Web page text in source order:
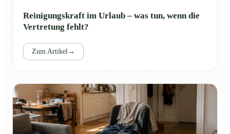
Reinigungskraft im Urlaub – was tun, wenn die
Vertretung fehlt?
Zum Artikel→